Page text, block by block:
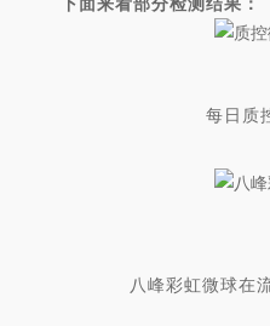
每日质
八峰彩虹微球在